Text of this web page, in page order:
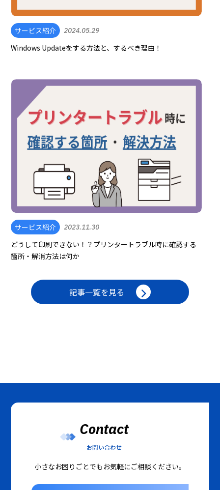
サービス紹介 2024.05.29
Windows Updateをする方法と、するべき理由！
サービス紹介 2023.11.30
どうして印刷できない！？プリンタートラブル時に確認する
箇所・解消方法は何か
記事一覧を見る
Contact
お問い合わせ
小さなお困りごとでもお気軽にご相談ください。